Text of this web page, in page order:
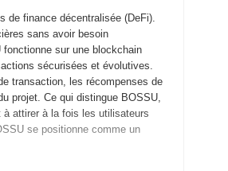
de finance décentralisée (DeFi).
sans avoir besoin
sur une blockchain
sécurisées et évolutives.
transaction, les récompenses de
projet. Ce qui distingue BOSSU,
attirer à la fois les utilisateurs
se positionne comme un